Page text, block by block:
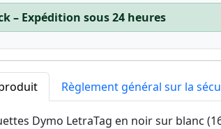
– Expédition sous 24 heures
Règlement général sur la
Dymo LetraTag en noir sur blanc